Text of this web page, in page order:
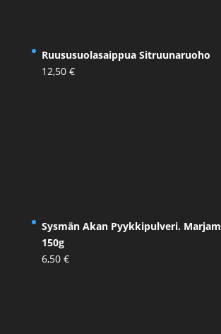
Ruususuolasaippua Sitruunaruoho
12,50 €
Sysmän Akan Pyykkipulveri.
150g
6,50 €